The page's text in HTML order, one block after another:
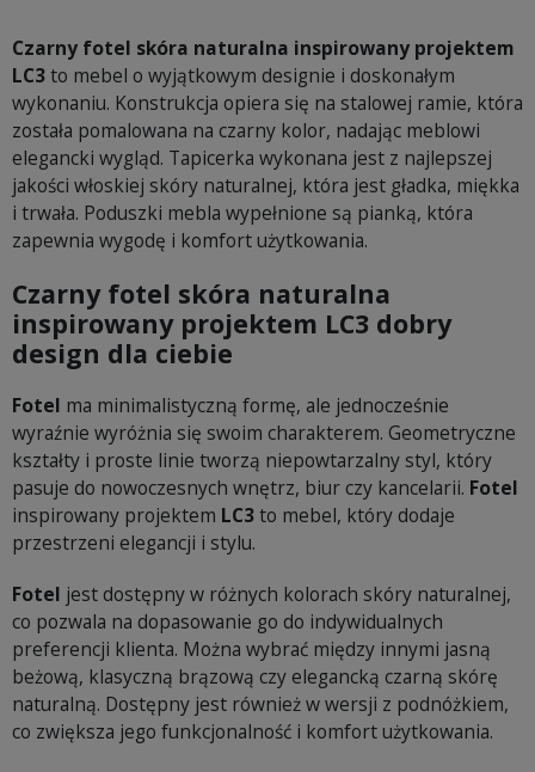
Czarny fotel skóra naturalna inspirowany projektem
LC3to mebel o wyjątkowym designie i doskonałym
wykonaniu. Konstrukcja opiera się na stalowej ramie, która
została pomalowana na czarny kolor, nadając meblowi
elegancki wygląd. Tapicerka wykonana jest z najlepszej
jakości włoskiej skóry naturalnej, która jest gładka, miękka
i trwała. Poduszki mebla wypełnione są pianką, która
zapewnia wygodę i komfort użytkowania.
Czarny fotel skóra naturalna
inspirowany projektem LC3 dobry
design dla ciebie
Fotel ma minimalistyczną formę, ale jednocześnie
wyraźnie wyróżnia się swoim charakterem. Geometryczne
kształty i proste linie tworzą niepowtarzalny styl, który
pasuje do nowoczesnych wnętrz, biur czy kancelarii. Fotel
inspirowany projektem LC3to mebel, który dodaje
przestrzeni elegancji i stylu.
Fotel jest dostępny w różnych kolorach skóry naturalnej,
co pozwala na dopasowanie go do indywidualnych
preferencji klienta. Można wybrać między innymi jasną
beżową, klasyczną brązową czy elegancką czarną skórę
naturalną. Dostępny jest również w wersji z podnóżkiem,
co zwiększa jego funkcjonalność i komfort użytkowania.